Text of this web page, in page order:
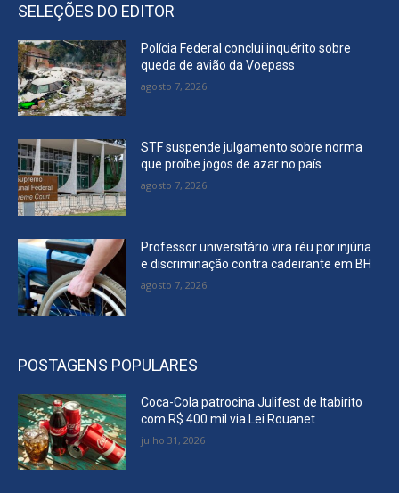
SELEÇÕES DO EDITOR
Polícia Federal conclui inquérito sobre
queda de avião da Voepass
agosto 7, 2026
STF suspende julgamento sobre norma
que proíbe jogos de azar no país
agosto 7, 2026
Professor universitário vira réu por injúria
e discriminação contra cadeirante em BH
agosto 7, 2026
POSTAGENS POPULARES
Coca-Cola patrocina Julifest de Itabirito
com R$ 400 mil via Lei Rouanet
julho 31, 2026